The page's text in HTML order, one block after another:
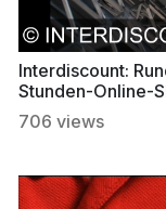
Interdiscount:
Stunden-Online-
706 views